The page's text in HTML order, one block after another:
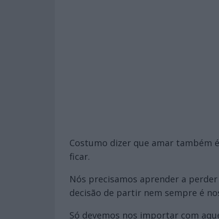
Costumo dizer que amar também
ficar.
Nós precisamos aprender a
decisão de partir nem sempre é
Só devemos nos importar com